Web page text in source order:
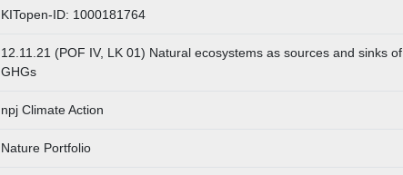
KITopen-ID: 1000181764
12.11.21 (POF IV, LK 01) Natural ecosystems as sources and sinks of
GHGs
npj Climate Action
Nature Portfolio